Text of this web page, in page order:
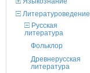
Литературоведение
Русская
литература
Фольклор
Древнерусская
литература